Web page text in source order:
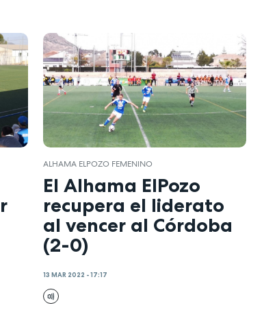
ALHAMA ELPOZO FEMENINO
El Alhama ElPozo
recupera el liderato
al vencer al Córdoba
(2-0)
13 MAR 2022 - 17:17